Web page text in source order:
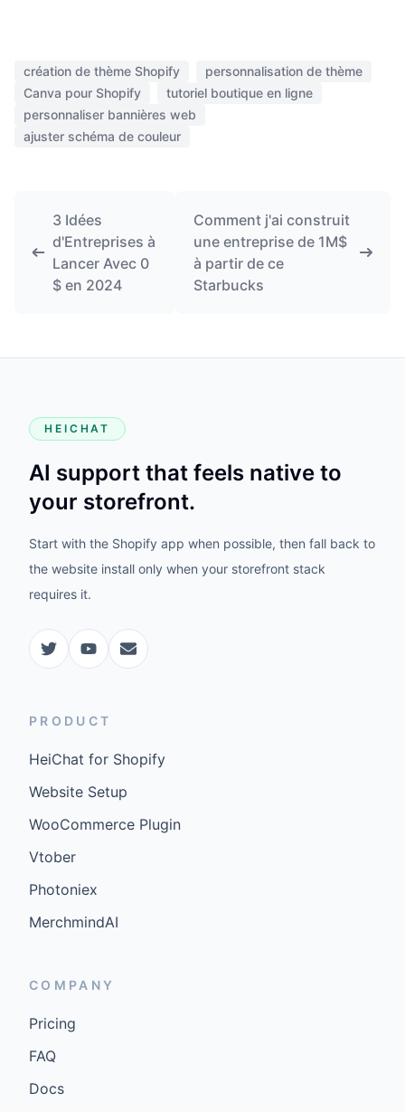
création de thème Shopify
personnalisation de thème
Canva pour Shopify
tutoriel boutique en ligne
personnaliser bannières web
ajuster schéma de couleur
3 Idées
d'Entreprises à
Lancer Avec 0
$ en 2024
Comment j'ai construit
une entreprise de 1M$
à partir de ce
Starbucks
HEICHAT
AI support that feels native to
your storefront.
Start with the Shopify app when possible, then fall back to
the website install only when your storefront stack
requires it.
PRODUCT
HeiChat for Shopify
Website Setup
WooCommerce Plugin
Vtober
Photoniex
MerchmindAI
COMPANY
Pricing
FAQ
Docs